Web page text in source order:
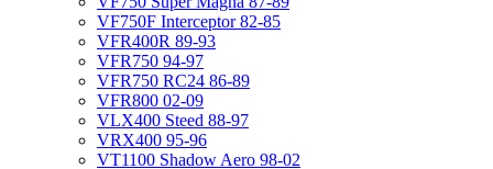
VF750F Interceptor 82-85
VFR400R 89-93
VFR750 94-97
VFR750 RC24 86-89
VFR800 02-09
VLX400 Steed 88-97
VRX400 95-96
VT1100 Shadow Aero 98-02